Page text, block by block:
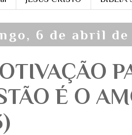
6 de abril
É O